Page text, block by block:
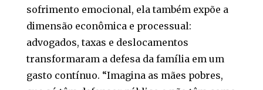
sofrimento emocional, ela também expõe a
dimensão econômica e processual:
advogados, taxas e deslocamentos
transformaram a defesa da família em um
gasto contínuo. “Imagina as mães pobres,